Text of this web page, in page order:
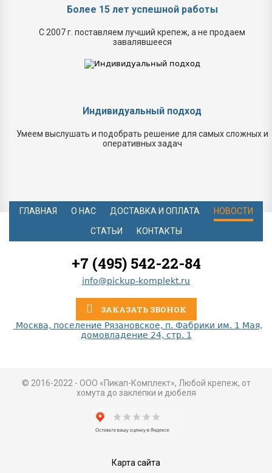
Более 15 лет успешной работы
С 2007 г. поставляем лучший крепеж, а не продаем
завалявшееся
Индивидуальный подход
Умеем выслушать и подобрать решение для самых сложных и
оперативных задач
ГЛАВНАЯ О НАС ДОСТАВКА И ОПЛАТА НОВОСТИ
СТАТЬИ КОНТАКТЫ
+7 (495) 542-22-84
info@pickup-komplekt.ru
ЗАКАЗАТЬ ЗВОНОК
Москва, поселение Рязановское, п. Фабрики им. 1 Мая,
домовладение 24, стр. 1
© 2016-2022 - ООО «Пикап-Комплект», Любой крепеж, от
хомута до заклепки и дюбеля
Карта сайта